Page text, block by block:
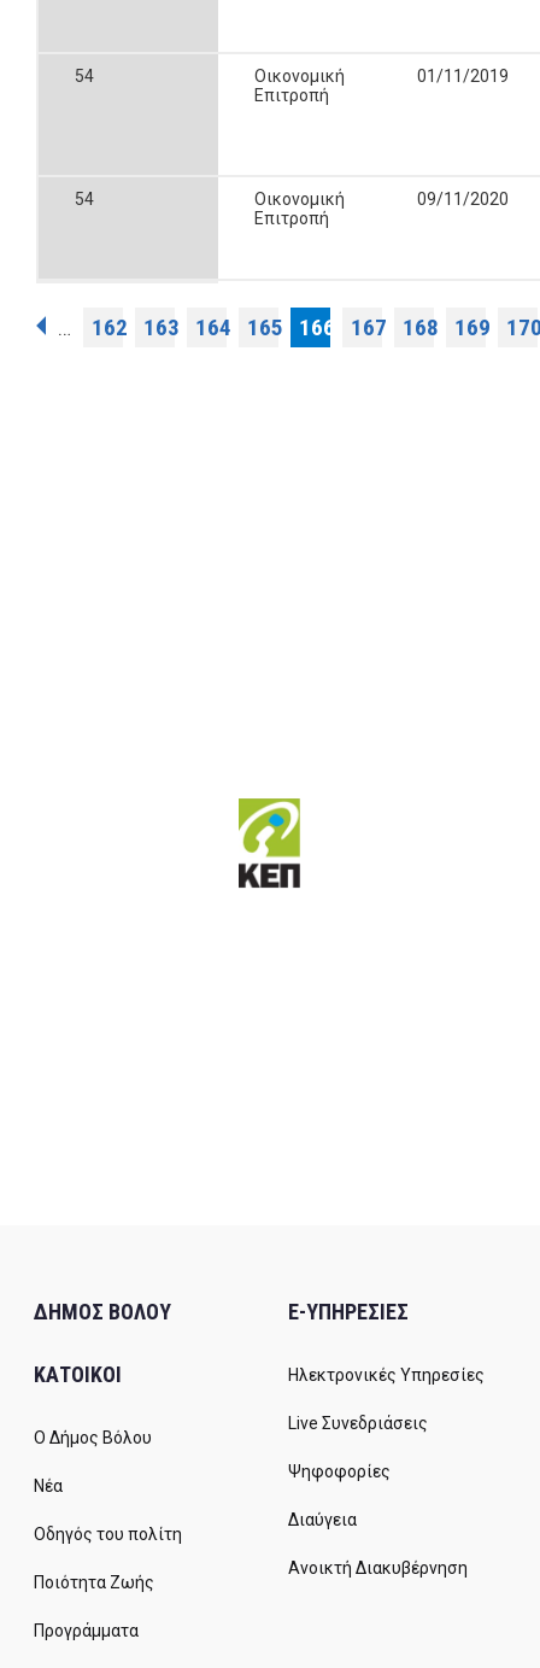
54
Οικονομική
Επιτροπή
01/11/2019
54
Οικονομική
Επιτροπή
09/11/2020
Σελίδες
… 162 163 164 165 166 167 168 169
ΔΗΜΟΣ ΒΟΛΟΥ
ΚΑΤΟΙΚΟΙ
Ο Δήμος Βόλου
Νέα
Οδηγός του πολίτη
Ποιότητα Ζωής
Προγράμματα
E-ΥΠΗΡΕΣΙΕΣ
Ηλεκτρονικές Υπηρεσίες
Live Συνεδριάσεις
Ψηφοφορίες
Διαύγεια
Ανοικτή Διακυβέρνηση